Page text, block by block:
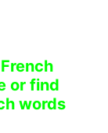
or find
words